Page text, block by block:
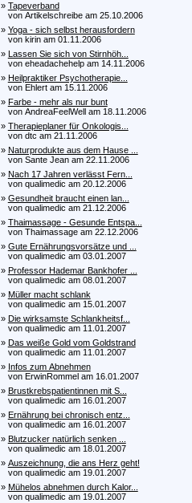
» Tapeverband
von Artikelschreibe am 25.10.2006
» Yoga - sich selbst herausfordern
von kirin am 01.11.2006
» Lassen Sie sich von Stirnhöh...
von eheadachehelp am 14.11.2006
» Heilpraktiker Psychotherapie...
von Ehlert am 15.11.2006
» Farbe - mehr als nur bunt
von AndreaFeelWell am 18.11.2006
» Therapieplaner für Onkologis...
von dtc am 21.11.2006
» Naturprodukte aus dem Hause ...
von Sante Jean am 22.11.2006
» Nach 17 Jahren verlässt Fern...
von qualimedic am 20.12.2006
» Gesundheit braucht einen lan...
von qualimedic am 21.12.2006
» Thaimassage - Gesunde Entspa...
von Thaimassage am 22.12.2006
» Gute Ernährungsvorsätze und ...
von qualimedic am 03.01.2007
» Professor Hademar Bankhofer ...
von qualimedic am 08.01.2007
» Müller macht schlank
von qualimedic am 15.01.2007
» Die wirksamste Schlankheitsf...
von qualimedic am 11.01.2007
» Das weiße Gold vom Goldstrand
von qualimedic am 11.01.2007
» Infos zum Abnehmen
von ErwinRommel am 16.01.2007
» Brustkrebspatientinnen mit S...
von qualimedic am 16.01.2007
» Ernährung bei chronisch entz...
von qualimedic am 16.01.2007
» Blutzucker natürlich senken ...
von qualimedic am 18.01.2007
» Auszeichnung, die ans Herz geht!
von qualimedic am 19.01.2007
» Mühelos abnehmen durch Kalor...
von qualimedic am 19.01.2007